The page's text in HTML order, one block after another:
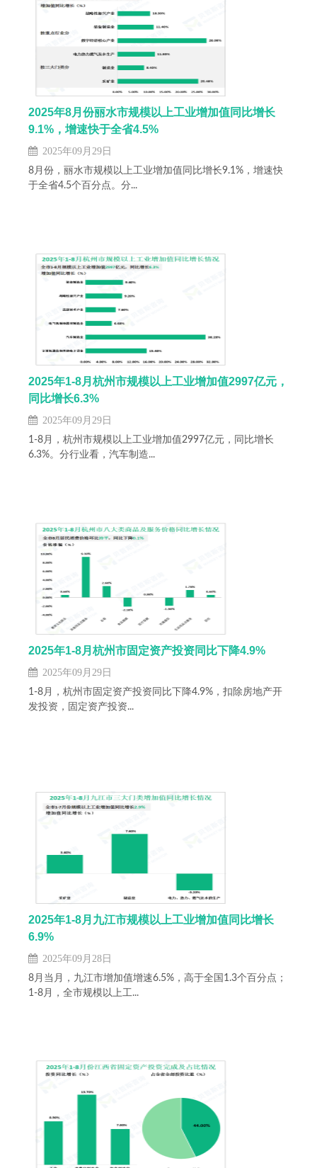
2025年8月份丽水市规模以上工业增加值同比增长
9.1%，增速快于全省4.5%
2025年09月29日
8月份，丽水市规模以上工业增加值同比增长9.1%，增速快
于全省4.5个百分点。分...
2025年1-8月杭州市规模以上工业增加值2997亿元，
同比增长6.3%
2025年09月29日
1-8月，杭州市规模以上工业增加值2997亿元，同比增长
6.3%。分行业看，汽车制造...
2025年1-8月杭州市固定资产投资同比下降4.9%
2025年09月29日
1-8月，杭州市固定资产投资同比下降4.9%，扣除房地产开
发投资，固定资产投资...
2025年1-8月九江市规模以上工业增加值同比增长
6.9%
2025年09月28日
8月当月，九江市增加值增速6.5%，高于全国1.3个百分点；
1-8月，全市规模以上工...